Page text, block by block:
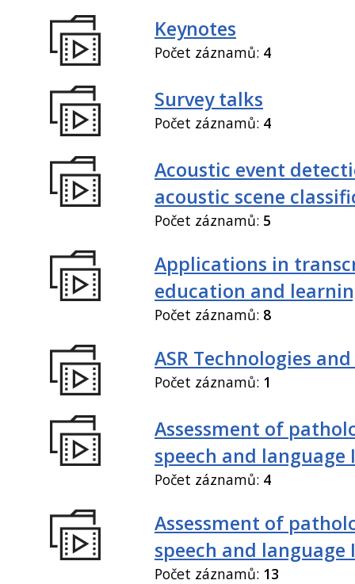
Keynotes
Počet záznamů: 4
Survey talks
Počet záznamů: 4
Acoustic event
acoustic scene
Počet záznamů: 5
Applications in
education and
Počet záznamů: 8
ASR Technologies
Počet záznamů: 1
Assessment of
speech and language I
Počet záznamů: 4
Assessment of
speech and language
Počet záznamů: 13